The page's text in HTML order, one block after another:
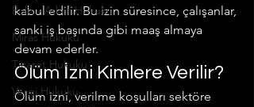
Polis - Asker Hukuku
Miras Hukuku
Ticaret Hukuku
Vergi Hukuku
kabul edilir. Bu izin süresince, çalışanlar,
sanki iş başında gibi maaş almaya
devam ederler.
Ölüm İzni Kimlere Verilir?
Ölüm izni, verilme koşulları sektöre